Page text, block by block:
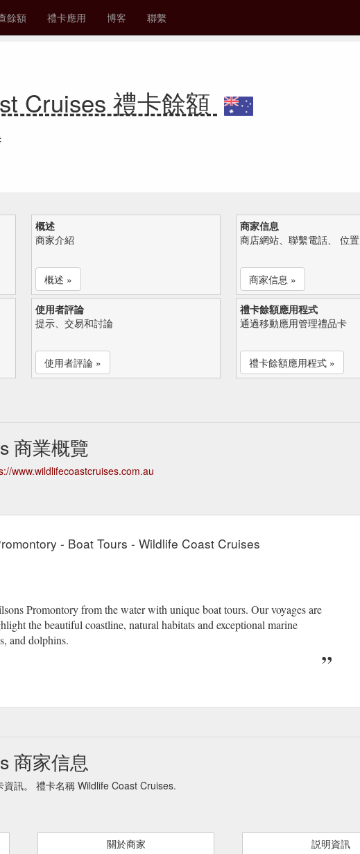
餘額 禮卡應用 博客 聯繫
Cruises 禮卡餘額
概述
商家介紹
概述 »
商家信息
商店網站、聯繫電話、 位置
商家信息 »
使用者評論
提示、交易和討論
使用者評論 »
禮卡餘額應用程式
通過移動應用管理禮品卡
禮卡餘額應用程式 »
商業概覽
www.wildlifecoastcruises.com.au
- Boat Tours - Wildlife Coast Cruises
Promontory from the water with unique boat tours. Our voyages are
the beautiful coastline, natural habitats and exceptional marine
and dolphins.
商家信息
訊。 禮卡名稱 Wildlife Coast Cruises.
關於商家 説明資訊